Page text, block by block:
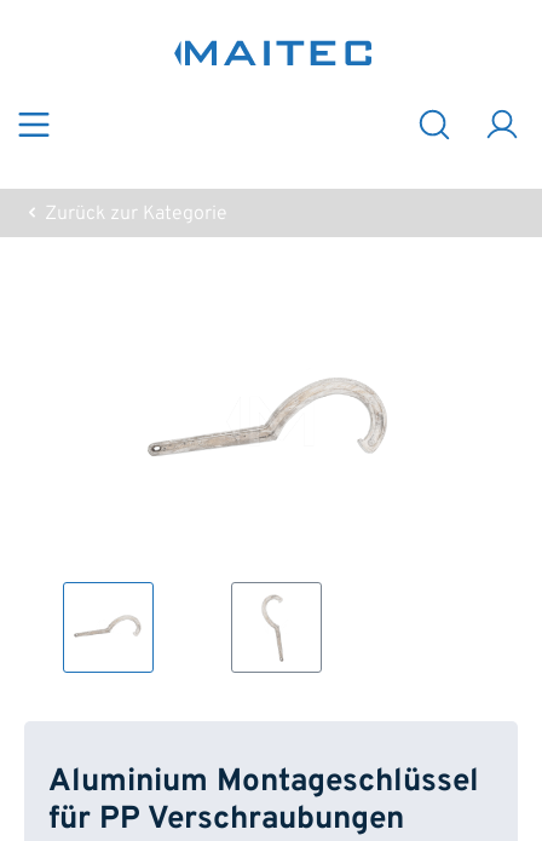
Zurück zur Kategorie
Aluminium Montageschlüssel
für PP Verschraubungen